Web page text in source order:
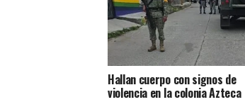
Hallan cuerpo con signos de
violencia en la colonia Azteca